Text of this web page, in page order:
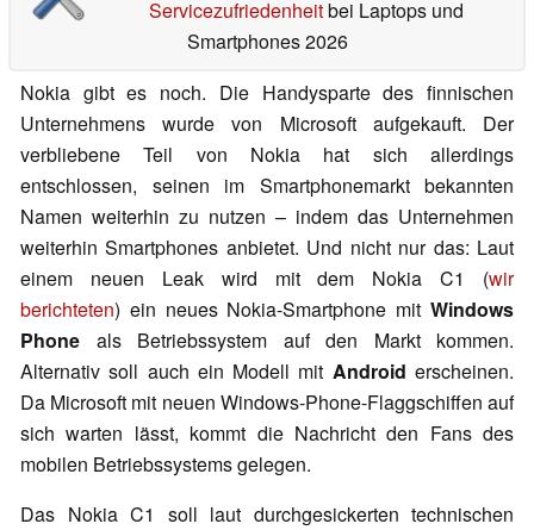
Servicezufriedenheitbei Laptops und
Smartphones 2026
Nokia gibt es noch. Die Handysparte des finnischen
Unternehmens wurde von Microsoft aufgekauft. Der
verbliebene Teil von Nokia hat sich allerdings
entschlossen, seinen im Smartphonemarkt bekannten
Namen weiterhin zu nutzen – indem das Unternehmen
weiterhin Smartphones anbietet. Und nicht nur das: Laut
einem neuen Leak wird mit dem Nokia C1 (wir
berichteten) ein neues Nokia-Smartphone mit Windows
Phone als Betriebssystem auf den Markt kommen.
Alternativ soll auch ein Modell mit Android erscheinen.
Da Microsoft mit neuen Windows-Phone-Flaggschiffen auf
sich warten lässt, kommt die Nachricht den Fans des
mobilen Betriebssystems gelegen.
Das Nokia C1 soll laut durchgesickerten technischen